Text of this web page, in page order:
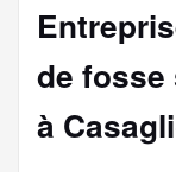
de fosse
à